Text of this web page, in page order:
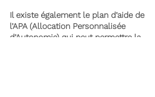
Il existe également le plan d’aide de
l’APA (Allocation Personnalisée
d’Autonomie) qui peut permettre la